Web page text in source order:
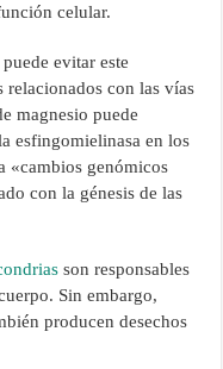
celular.
evitar este
relacionados con las vías
magnesio puede
esfingomielinasa en los
«cambios genómicos
con la génesis de las
son responsables
Sin embargo,
producen desechos